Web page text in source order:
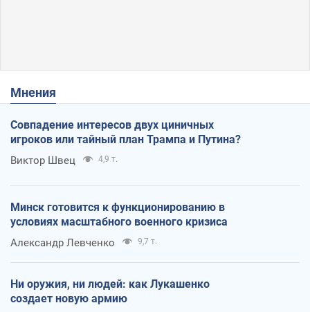
Мнения
Совпадение интересов двух циничных
игроков или тайный план Трампа и Путина?
Виктор Швец 4,9 т.
Минск готовится к функционированию в
условиях масштабного военного кризиса
Александр Левченко 9,7 т.
Ни оружия, ни людей: как Лукашенко
создает новую армию